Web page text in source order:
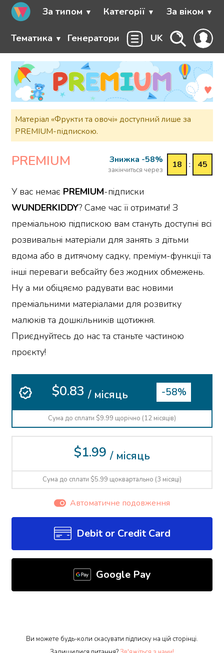
За типом Категорії За віком
Тематика Генератори UK
Матеріал «Фрукти та овочі» доступний лише за
PREMIUM-підпискою.
PREMIUM Знижка -58%
закінчиться через
18 : 45
У вас немає PREMIUM-підписки
WUNDERKIDDY? Саме час її отримати! З
преміальною підпискою вам стануть доступні всі
розвивальні матеріали для занять з дітьми
вдома або в дитячому садку, преміум-функції та
інші переваги вебсайту без жодних обмежень.
Ну а ми обіцяємо радувати вас новими
преміальними матеріалами для розвитку
малюків та дошкільників щотижня.
Приєднуйтесь до нас та станьте частиною
проєкту!
$0.83 / місяць -58%
Сума до сплати $9.99 щорічно (12 місяців)
$1.99 / місяць
Сума до сплати $5.99 щоквартально (3 місяці)
Автоматичне подовження
Debit or Credit Card
Google Pay
Ви можете будь-коли скасувати підписку на цій сторінці.